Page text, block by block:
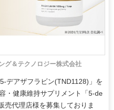
グ＆テクノロジー株式会社
デアザフラビン(TND1128)」を
・健康維持サプリメント「5-de
売代理店様を募集しておりま